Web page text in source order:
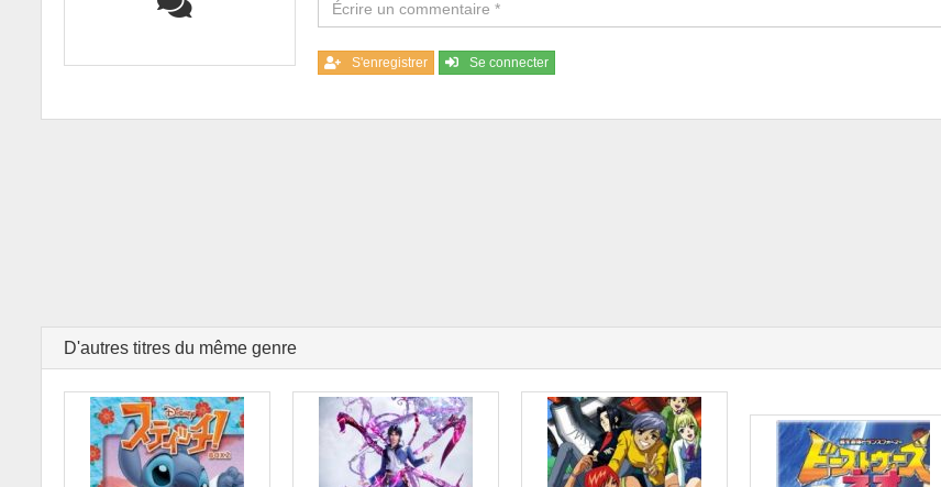
S'enregistrer Se connecter
D'autres titres du même genre